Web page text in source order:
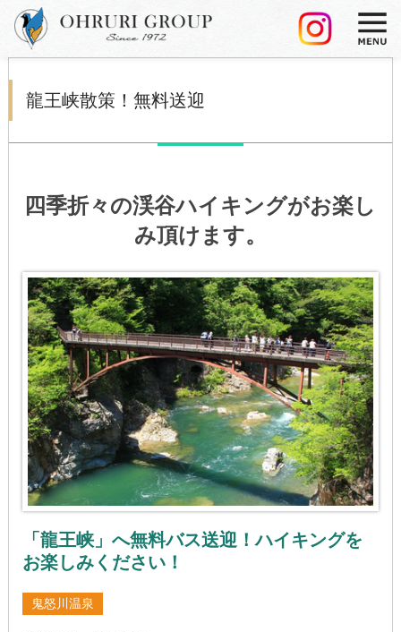
龍王峡散策！無料送迎
四季折々の渓谷ハイキングがお楽し
み頂けます。
「龍王峡」へ無料バス送迎！ハイキングを
お楽しみください！
鬼怒川温泉